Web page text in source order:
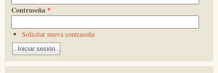
Contraseña *
Solicitar nueva contraseña